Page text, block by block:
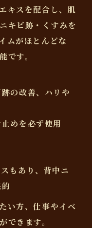
キスを配合し、肌
キビ跡・くすみを
ムがほとんどな
です。
の改善、ハリや
めを必ず使用
もあり、背中ニ
い方、仕事やイベ
できます。